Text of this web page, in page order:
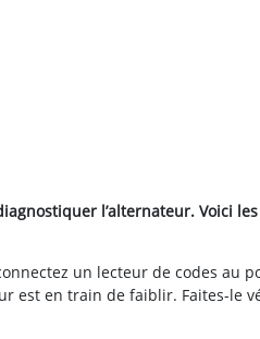
l’alternateur. Voici
un lecteur de codes au
est en train de faiblir. Faites-le